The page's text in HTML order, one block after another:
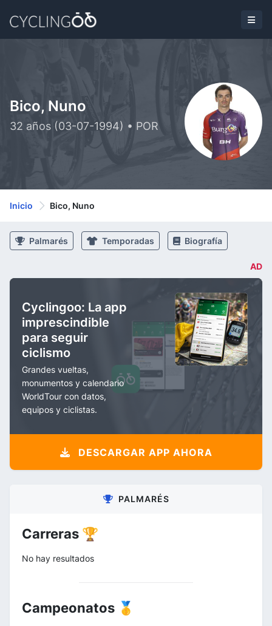
Bico, Nuno
32 años (03-07-1994) • POR
Inicio Bico, Nuno
Palmarés Temporadas Biografía
AD
Cyclingoo: La app
imprescindible
para seguir
ciclismo
Grandes vueltas,
monumentos y calendario
WorldTour con datos,
equipos y ciclistas.
DESCARGAR APP AHORA
PALMARÉS
Carreras 🏆
No hay resultados
Campeonatos 🥇